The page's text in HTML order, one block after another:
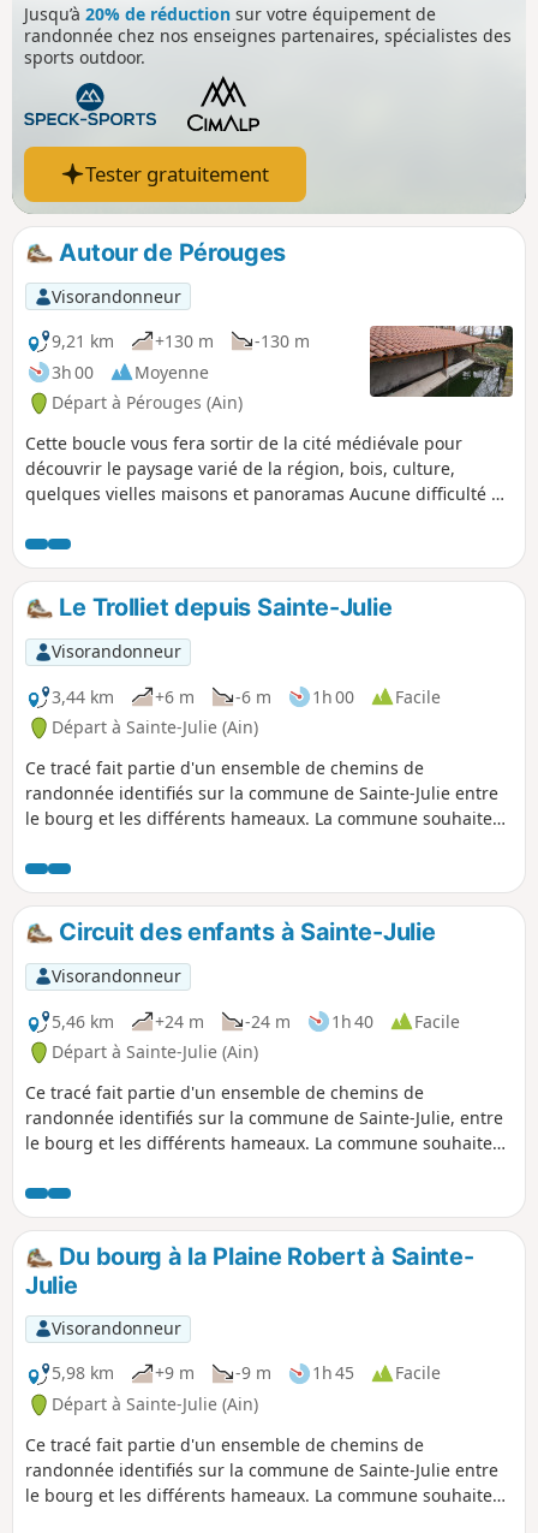
Jusqu’à 20% de réduction sur votre équipement de
randonnée chez nos enseignes partenaires, spécialistes des
sports outdoor.
Tester gratuitement
Autour de Pérouges
Visorandonneur
9,21 km
+130 m
-130 m
3h 00
Moyenne
Départ à Pérouges (Ain)
Cette boucle vous fera sortir de la cité médiévale pour
découvrir le paysage varié de la région, bois, culture,
quelques vielles maisons et panoramas Aucune difficulté à
Le Trolliet depuis Sainte-Julie
Visorandonneur
3,44 km
+6 m -6 m 1h 00
Facile
Départ à Sainte-Julie (Ain)
Ce tracé fait partie d'un ensemble de chemins de
randonnée identifiés sur la commune de Sainte-Julie entre
le bourg et les différents hameaux. La commune souhaite
parcours afin de faciliter les balades sur la commune.
Circuit des enfants à Sainte-Julie
Visorandonneur
5,46 km
+24 m -24 m 1h 40
Facile
Départ à Sainte-Julie (Ain)
Ce tracé fait partie d'un ensemble de chemins de
randonnée identifiés sur la commune de Sainte-Julie, entre
le bourg et les différents hameaux. La commune souhaite
parcours afin de faciliter les balades sur la commune.
Du bourg à la Plaine Robert à Sainte-
Julie
Visorandonneur
5,98 km
+9 m -9 m 1h 45
Facile
Départ à Sainte-Julie (Ain)
Ce tracé fait partie d'un ensemble de chemins de
randonnée identifiés sur la commune de Sainte-Julie entre
le bourg et les différents hameaux. La commune souhaite